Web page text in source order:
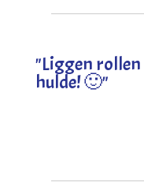
"Liggen rollen
hulde! 🙂"